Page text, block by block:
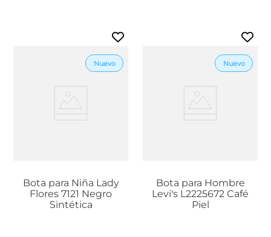
Bota para Niña Lady
Flores 7121 Negro
Sintética
Bota para Hombre
Levi's L2225672 Café
Piel